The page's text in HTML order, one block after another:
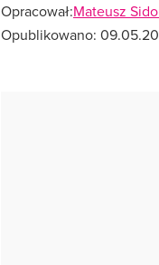
Opracował:Mateusz
Opublikowano: